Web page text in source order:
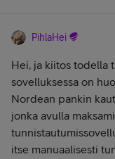
PihlaHei
Hei, ja kiitos todella
sovelluksessa on
Nordean pankin
jonka avulla
itse manuaalisesti